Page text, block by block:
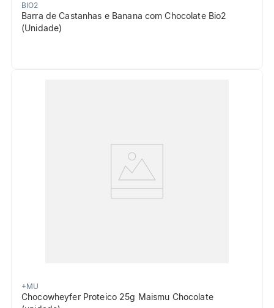
BIO2
Barra de Castanhas e Banana com Chocolate Bio2
(Unidade)
+MU
Chocowheyfer Proteico 25g Maismu Chocolate